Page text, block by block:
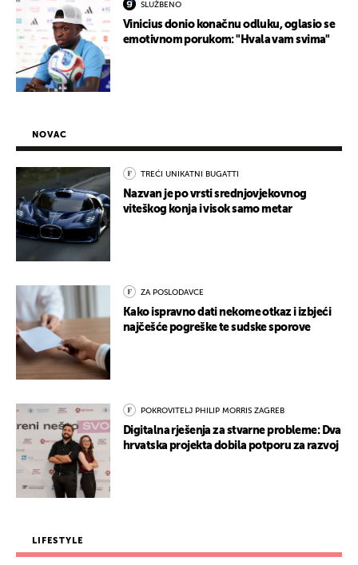
SLUŽBENO
Vinicius donio konačnu odluku, oglasio se
emotivnom porukom: "Hvala vam svima"
NOVAC
TREĆI UNIKATNI BUGATTI
Nazvan je po vrsti srednjovjekovnog
viteškog konja i visok samo metar
ZA POSLODAVCE
Kako ispravno dati nekome otkaz i izbjeći
najčešće pogreške te sudske sporove
POKROVITELJ PHILIP MORRIS ZAGREB
Digitalna rješenja za stvarne probleme: Dva
hrvatska projekta dobila potporu za razvoj
LIFESTYLE